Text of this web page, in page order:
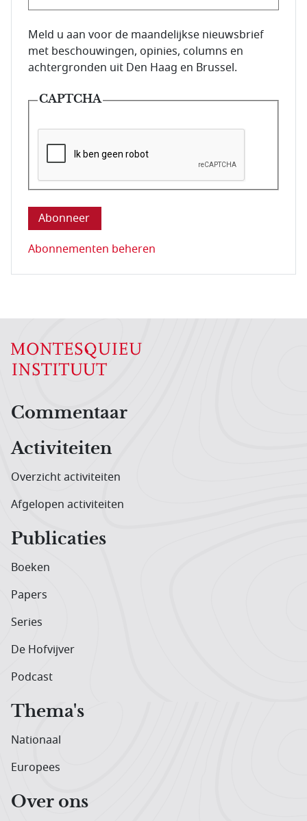
E-mailadres van de abonnee.
Meld u aan voor de maandelijkse nieuwsbrief
met beschouwingen, opinies, columns en
achtergronden uit Den Haag en Brussel.
CAPTCHA
Deze vraag is om te controleren dat u een mens
Abonnementen beheren
Hoofdnavigatiemenu
Commentaar
Activiteiten
Overzicht activiteiten
Afgelopen activiteiten
Publicaties
Boeken
Papers
Series
De Hofvijver
Podcast
Thema's
Nationaal
Europees
Over ons